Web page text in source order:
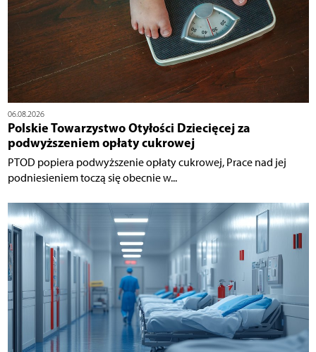
06.08.2026
Polskie Towarzystwo Otyłości Dziecięcej za
podwyższeniem opłaty cukrowej
PTOD popiera podwyższenie opłaty cukrowej, Prace nad jej
podniesieniem toczą się obecnie w...